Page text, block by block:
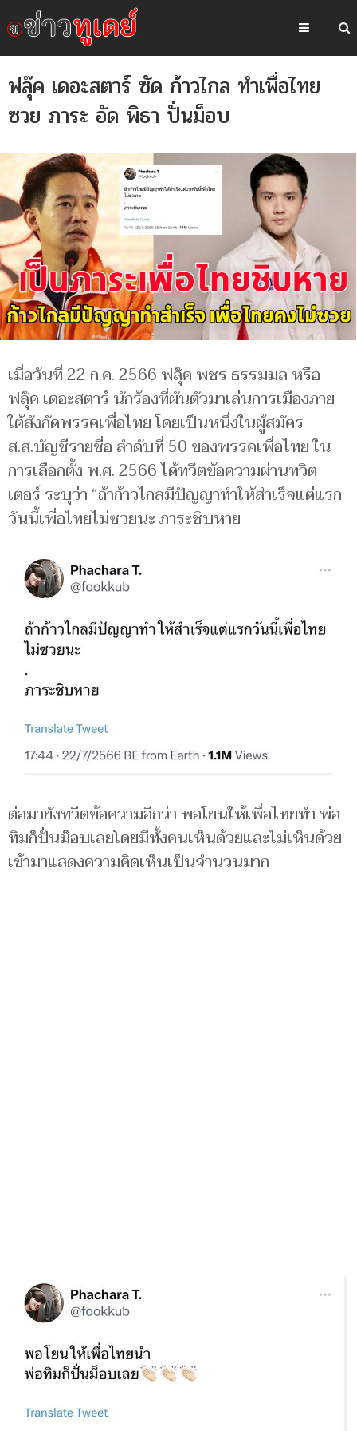
ฟลุ๊ค เดอะสตาร์ ซัด ก้าวไกล ทำเพื่อไทย
ซวย ภาระ อัด พิธา ปั่นม็อบ
เมื่อวันที่ 22 ก.ค. 2566 ฟลุ๊ค พชร ธรรมมล หรือ
ฟลุ๊ค เดอะสตาร์ นักร้องที่ผันตัวมาเล่นการเมืองภาย
ใต้สังกัดพรรคเพื่อไทย โดยเป็นหนึ่งในผู้สมัคร
ส.ส.บัญชีรายชื่อ ลำดับที่ 50 ของพรรคเพื่อไทย ใน
การเลือกตั้ง พ.ศ. 2566 ได้ทวีตข้อความผ่านทวิต
เตอร์ ระบุว่า “ถ้าก้าวไกลมีปัญญาทำให้สำเร็จแต่แรก
วันนี้เพื่อไทยไม่ซวยนะ ภาระชิบหาย
ต่อมายังทวีตข้อความอีกว่า พอโยนให้เพื่อไทยทำ พ่อ
ทิมก็ปั่นม็อบเลยโดยมีทั้งคนเห็นด้วยและไม่เห็นด้วย
เข้ามาแสดงความคิดเห็นเป็นจำนวนมาก